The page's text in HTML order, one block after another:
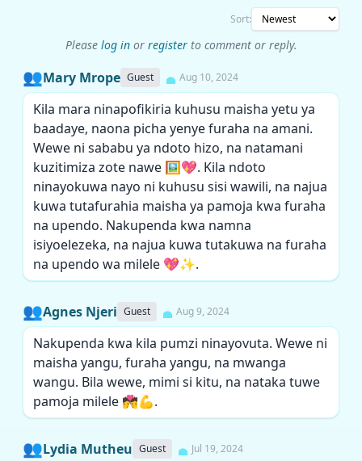
Sort:
Please log inor registerto comment or reply.
👥Mary Mrope Guest Aug 10, 2024
Kila mara ninapofikiria kuhusu maisha yetu ya
baadaye, naona picha yenye furaha na amani.
Wewe ni sababu ya ndoto hizo, na natamani
kuzitimiza zote nawe 🖼️💖. Kila ndoto
ninayokuwa nayo ni kuhusu sisi wawili, na najua
kuwa tutafurahia maisha ya pamoja kwa furaha
na upendo. Nakupenda kwa namna
isiyoelezeka, na najua kuwa tutakuwa na furaha
na upendo wa milele 💖✨.
👥Agnes Njeri Guest Aug 9, 2024
Nakupenda kwa kila pumzi ninayovuta. Wewe ni
maisha yangu, furaha yangu, na mwanga
wangu. Bila wewe, mimi si kitu, na nataka tuwe
pamoja milele 💏💪.
👥Lydia Mutheu Guest Jul 19, 2024